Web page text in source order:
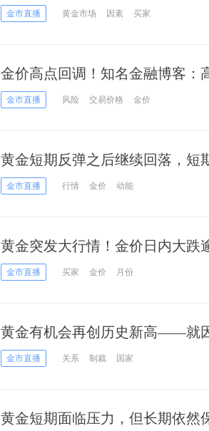
吗？
金市直播 黄金市场 因素 买家
金价高点回调！知名金融博客：
关键信号……
金市直播 风险 交易价格 金价
黄金短期反弹之后继续回落，短
稳金市直播 行情 金价 动能
黄金突发大行情！金价日内大跌
得“恐怖”跌幅
金市直播 买家 金价 月份
黄金有机会再创历史新高——就
金市直播 关系 制裁 国家
黄金短期面临压力，但长期依然